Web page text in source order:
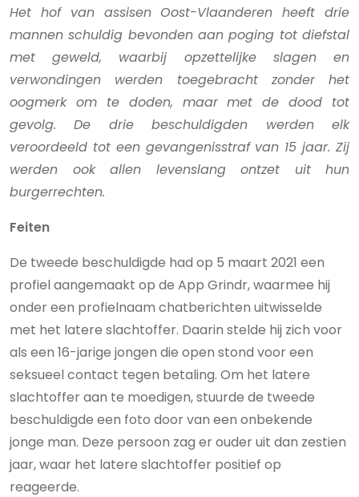
Het hof van assisen Oost-Vlaanderen heeft drie
mannen schuldig bevonden aan poging tot diefstal
met geweld, waarbij opzettelijke slagen en
verwondingen werden toegebracht zonder het
oogmerk om te doden, maar met de dood tot
gevolg. De drie beschuldigden werden elk
veroordeeld tot een gevangenisstraf van 15 jaar. Zij
werden ook allen levenslang ontzet uit hun
burgerrechten.
Feiten
De tweede beschuldigde had op 5 maart 2021 een
profiel aangemaakt op de App Grindr, waarmee hij
onder een profielnaam chatberichten uitwisselde
met het latere slachtoffer. Daarin stelde hij zich voor
als een 16-jarige jongen die open stond voor een
seksueel contact tegen betaling. Om het latere
slachtoffer aan te moedigen, stuurde de tweede
beschuldigde een foto door van een onbekende
jonge man. Deze persoon zag er ouder uit dan zestien
jaar, waar het latere slachtoffer positief op
reageerde.